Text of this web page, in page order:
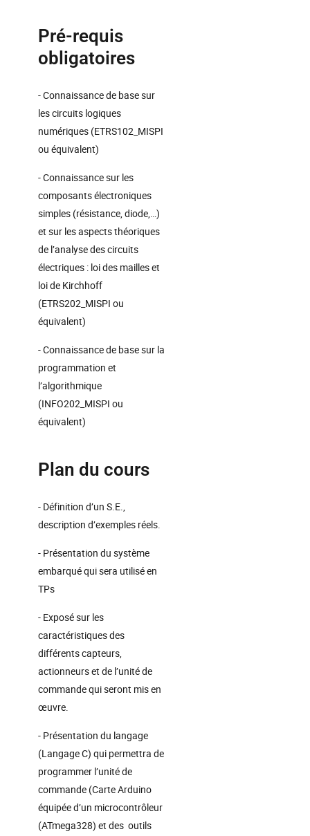
Pré-requis
obligatoires
- Connaissance de base sur
les circuits logiques
numériques (ETRS102_MISPI
ou équivalent)
- Connaissance sur les
composants électroniques
simples (résistance, diode,…)
et sur les aspects théoriques
de l’analyse des circuits
électriques : loi des mailles et
loi de Kirchhoff
(ETRS202_MISPI ou
équivalent)
- Connaissance de base sur la
programmation et
l’algorithmique
(INFO202_MISPI ou
équivalent)
Plan du cours
- Définition d’un S.E.,
description d’exemples réels.
- Présentation du système
embarqué qui sera utilisé en
TPs
- Exposé sur les
caractéristiques des
différents capteurs,
actionneurs et de l’unité de
commande qui seront mis en
œuvre.
- Présentation du langage
(Langage C) qui permettra de
programmer l’unité de
commande (Carte Arduino
équipée d’un microcontrôleur
(ATmega328) et des outils